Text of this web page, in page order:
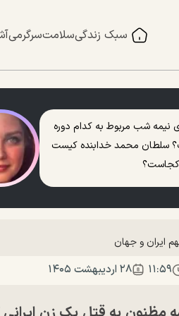
سبک زندگیسلامتسرگرمی
نیمه شب مربوط به کدام دوره
سلطان محمد خدابنده کیست
ایران و جهان
۱۱:۵۹ ۲۸ ارديبهشت ۱۴۰۵